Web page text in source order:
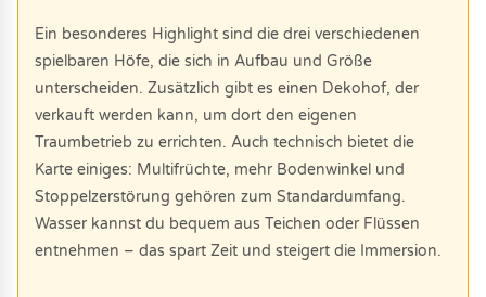
Ein besonderes Highlight sind die drei verschiedenen
spielbaren Höfe, die sich in Aufbau und Größe
unterscheiden. Zusätzlich gibt es einen Dekohof, der
verkauft werden kann, um dort den eigenen
Traumbetrieb zu errichten. Auch technisch bietet die
Karte einiges: Multifrüchte, mehr Bodenwinkel und
Stoppelzerstörung gehören zum Standardumfang.
Wasser kannst du bequem aus Teichen oder Flüssen
entnehmen – das spart Zeit und steigert die Immersion.